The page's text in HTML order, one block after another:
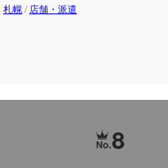
札幌/ 店舗・派遣
8